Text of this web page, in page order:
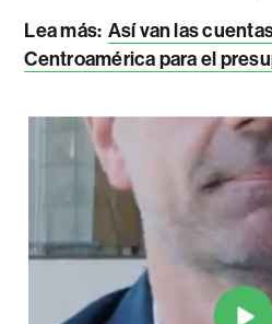
Lea más: Así van las
Centroamérica para el